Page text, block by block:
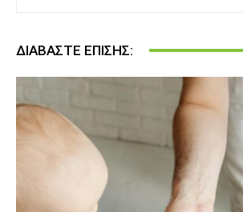
ΔΙΑΒΆΣΤΕ ΕΠΊΣΗΣ: